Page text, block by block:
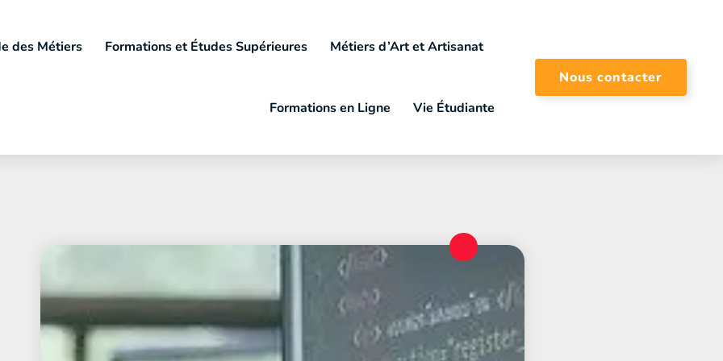
des Métiers Formations et Études Supérieures Métiers d’Art et Artisanat
Formations en Ligne Vie Étudiante
Nous contacter